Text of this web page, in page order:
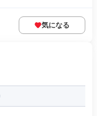
気になる